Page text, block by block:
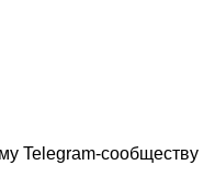
Telegram-сообществу